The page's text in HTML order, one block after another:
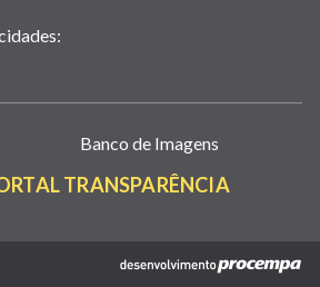
Banco de Imagens
TRANSPARÊNCIA(LINK
EM
NOVA